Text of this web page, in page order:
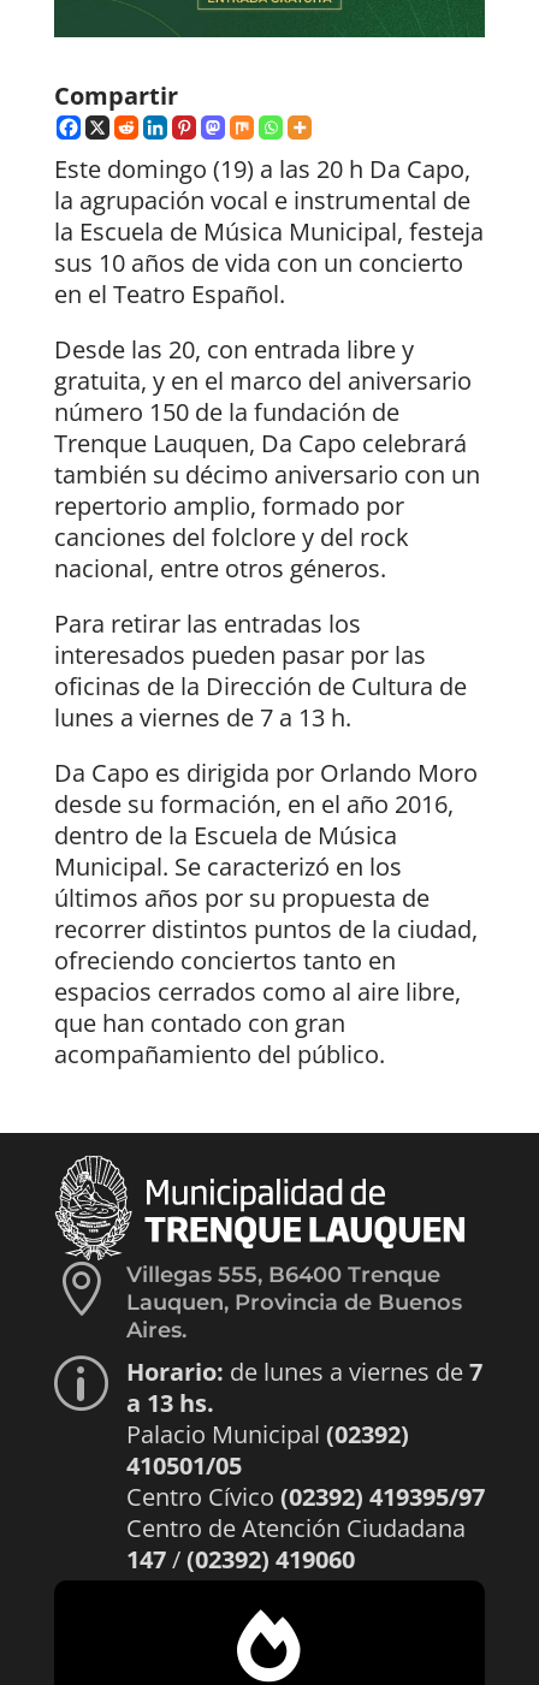
Compartir
Este domingo (19) a las 20 h Da Capo,
la agrupación vocal e instrumental de
la Escuela de Música Municipal, festeja
sus 10 años de vida con un concierto
en el Teatro Español.
Desde las 20, con entrada libre y
gratuita, y en el marco del aniversario
número 150 de la fundación de
Trenque Lauquen, Da Capo celebrará
también su décimo aniversario con un
repertorio amplio, formado por
canciones del folclore y del rock
nacional, entre otros géneros.
Para retirar las entradas los
interesados pueden pasar por las
oficinas de la Dirección de Cultura de
lunes a viernes de 7 a 13 h.
Da Capo es dirigida por Orlando Moro
desde su formación, en el año 2016,
dentro de la Escuela de Música
Municipal. Se caracterizó en los
últimos años por su propuesta de
recorrer distintos puntos de la ciudad,
ofreciendo conciertos tanto en
espacios cerrados como al aire libre,
que han contado con gran
acompañamiento del público.

Villegas 555, B6400 Trenque
Lauquen, Provincia de Buenos
Aires.
p Horario: de lunes a viernes de7
a 13 hs.
Palacio Municipal (02392)
410501/05
Centro Cívico (02392) 419395/97
Centro de Atención Ciudadana
147/(02392) 419060
